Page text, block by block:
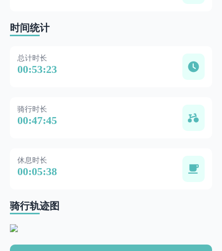
时间统计
总计时长
00:53:23
骑行时长
00:47:45
休息时长
00:05:38
骑行轨迹图